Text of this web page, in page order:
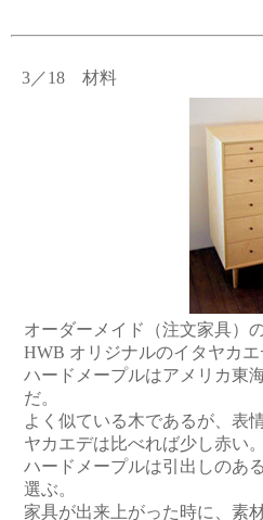
3／18 材料
オーダーメイド（注文家具）
HWB オリジナルのイタヤカ
ハードメープルはアメリカ東
だ。
よく似ている木であるが、表
ヤカエデは比べれば少し赤い。
ハードメープルは引出しのあ
選ぶ。
家具が出来上がった時に、素